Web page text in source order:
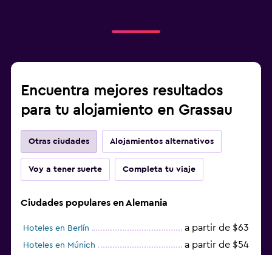
Encuentra mejores resultados
para tu alojamiento en Grassau
Otras ciudades Alojamientos alternativos
Voy a tener suerte Completa tu viaje
Ciudades populares en Alemania
Hoteles en Berlín a partir de $63
Hoteles en Múnich a partir de $54